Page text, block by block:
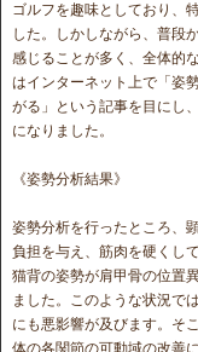
ゴルフを趣味としており、
した。しかしながら、普段
感じることが多く、全体的
はインターネット上で「姿
がる」という記事を目にし
になりました。
《姿勢分析結果》
姿勢分析を行ったところ、
負担を与え、筋肉を硬くし
猫背の姿勢が肩甲骨の位置
ました。このような状況で
にも悪影響が及びます。そ
体の各関節の可動域の改善